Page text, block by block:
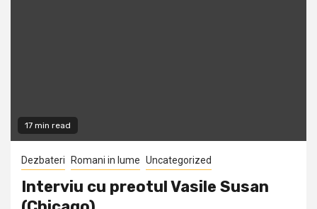
17 min read
Dezbateri Romani in lume Uncategorized
Interviu cu preotul Vasile Susan